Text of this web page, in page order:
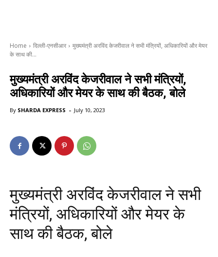
Home दिल्ली-एनसीआर
मुख्यमंत्री अरविंद केजरीवाल ने सभी मंत्रियों, अधिकारियों और मेयर
के साथ की...
मुख्यमंत्री अरविंद केजरीवाल ने सभी मंत्रियों,
अधिकारियों और मेयर के साथ की बैठक, बोले
By SHARDA EXPRESS - July 10, 2023
मुख्यमंत्री अरविंद केजरीवाल ने सभी
मंत्रियों, अधिकारियों और मेयर के
साथ की बैठक, बोले